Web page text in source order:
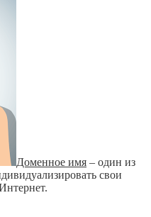
Доменное имя – один из
свои